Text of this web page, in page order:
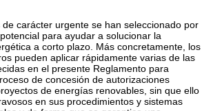
de carácter urgente se han seleccionado por
para ayudar a solucionar la
a corto plazo. Más concretamente, los
pueden aplicar rápidamente varias de las
en el presente Reglamento para
de concesión de autorizaciones
de energías renovables, sin que ello
en sus procedimientos y sistemas